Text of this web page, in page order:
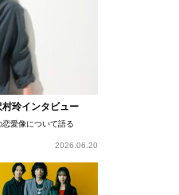
村玲インタビュー
愛像について語る
2026.06.20